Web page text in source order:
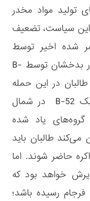
کارخانه‌های تولید مواد مخدر
این سیاست، تضعیف
شده اخیر توسط
CENTCOM پس از بمباران پایگاه‌های طالبان در بدخشان توسط B-
طالبان در این حمله
هدف قرار گرفتند. استفاده از جنگنده استراتژیک B-52 در شمال
گروه‌های یاد شده
طالبان باید
حاضر شوند. اما
خواهد بود که
رسیده باشد؛